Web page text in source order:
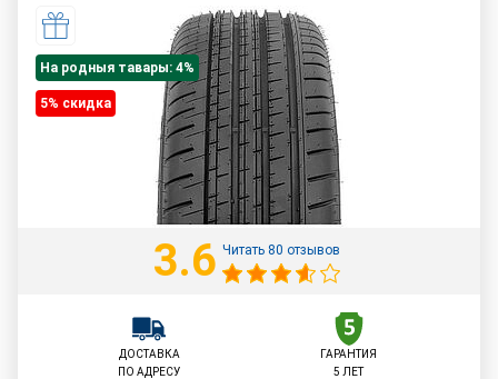
На родныя тавары: 4%
5% cкидка
3.6 Читать 80 отзывов
ДОСТАВКА
ПО АДРЕСУ
ГАРАНТИЯ
5 ЛЕТ